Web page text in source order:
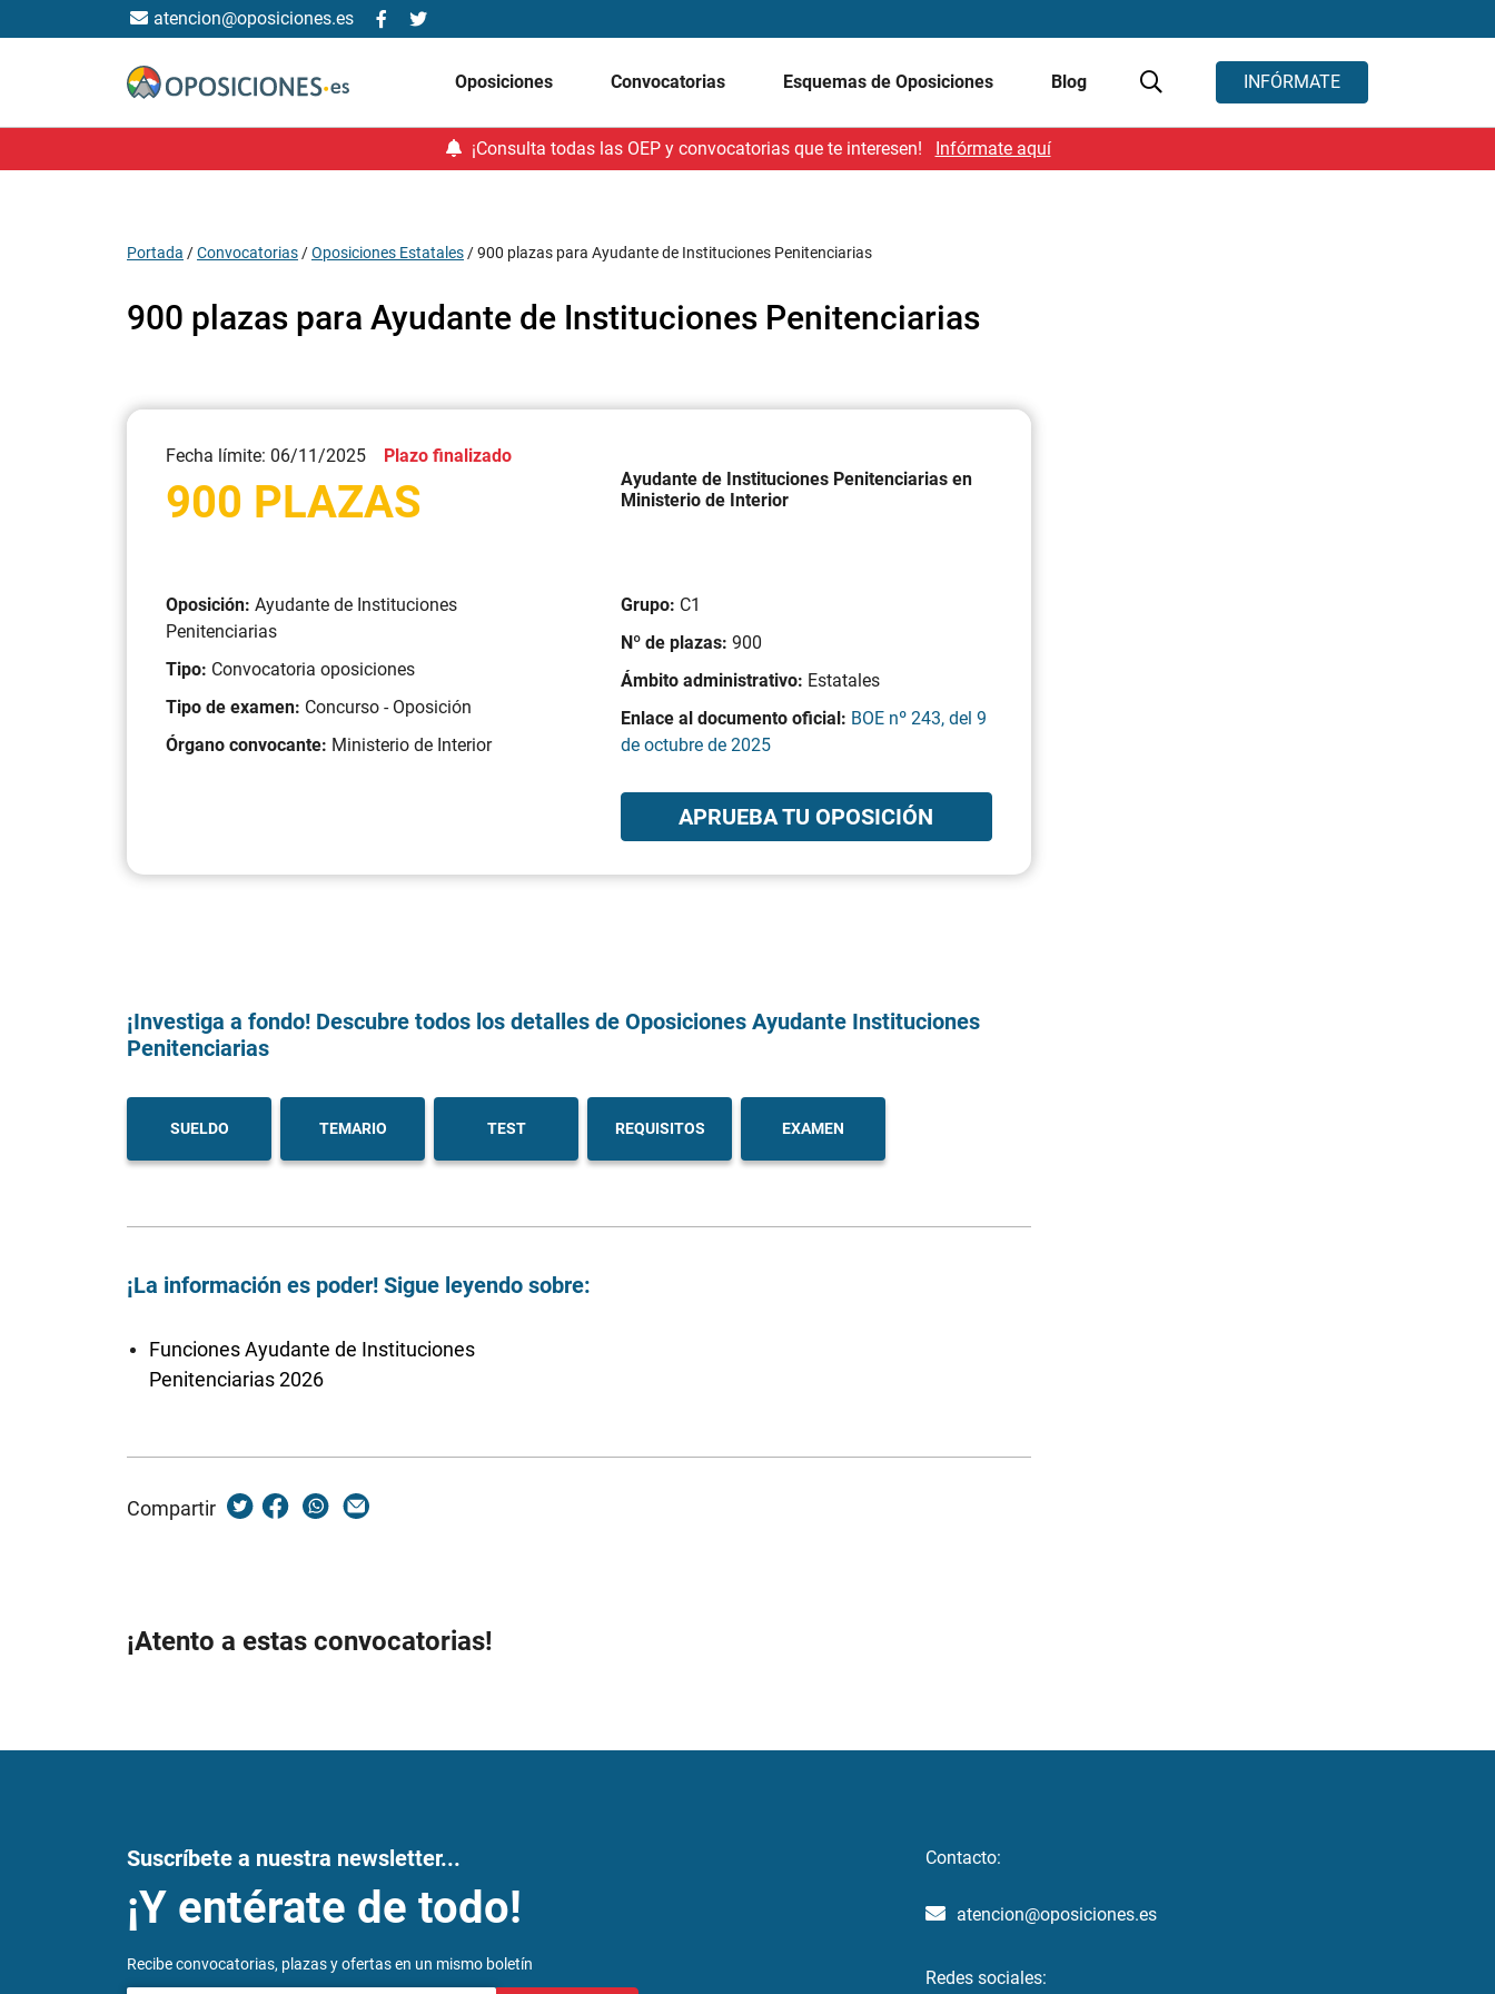
atencion@oposiciones.es
Oposiciones Convocatorias Esquemas de Oposiciones Blog INFÓRMATE
¡Consulta todas las OEP y convocatorias que te interesen! Infórmate aquí
Portada /Convocatorias /Oposiciones Estatales /900 plazas para Ayudante de Instituciones Penitenciarias
900 plazas para Ayudante de Instituciones Penitenciarias
Fecha límite: 06/11/2025 Plazo finalizado
900 PLAZAS
Ayudante de Instituciones Penitenciarias en
Ministerio de Interior
Oposición: Ayudante de Instituciones
Penitenciarias
Tipo: Convocatoria oposiciones
Tipo de examen: Concurso - Oposición
Órgano convocante: Ministerio de Interior
Grupo: C1
Nº de plazas: 900
Ámbito administrativo: Estatales
Enlace al documento oficial: BOE nº 243, del 9
de octubre de 2025
APRUEBA TU OPOSICIÓN
¡Investiga a fondo! Descubre todos los detalles de Oposiciones Ayudante Instituciones
Penitenciarias
SUELDO TEMARIO TEST REQUISITOS EXAMEN
¡La información es poder! Sigue leyendo sobre:
Funciones Ayudante de Instituciones
Penitenciarias 2026
Compartir
¡Atento a estas convocatorias!
Suscríbete a nuestra newsletter...
¡Y entérate de todo!
Recibe convocatorias, plazas y ofertas en un mismo boletín
Contacto:
atencion@oposiciones.es
Redes sociales: